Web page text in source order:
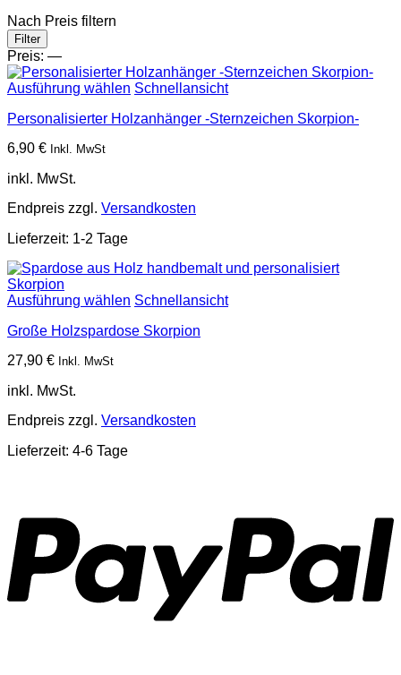
Nach Preis filtern
Min.
Preis
Max.
Preis
Filter
Preis: —
Ausführung wählen Schnellansicht
Personalisierter Holzanhänger -Sternzeichen Skorpion-
6,90 € Inkl. MwSt
inkl. MwSt.
Endpreis zzgl. Versandkosten
Lieferzeit: 1-2 Tage
Ausführung wählen Schnellansicht
Große Holzspardose Skorpion
27,90 € Inkl. MwSt
inkl. MwSt.
Endpreis zzgl. Versandkosten
Lieferzeit: 4-6 Tage